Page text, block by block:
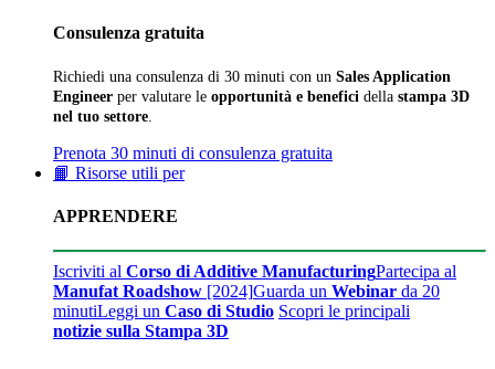
Consulenza gratuita
Richiedi una consulenza di 30 minuti con un Sales Application
Engineer per valutare le opportunità e benefici della stampa 3D
nel tuo settore
Prenota 30 minuti di consulenza gratuita
📙 Risorse utili per
APPRENDERE
Iscriviti al Corso di Additive ManufacturingPartecipa al
Manufat Roadshow [2024]Guarda un Webinar da 20
minutiLeggi un Caso di Studio Scopri le principali
notizie sulla Stampa 3D